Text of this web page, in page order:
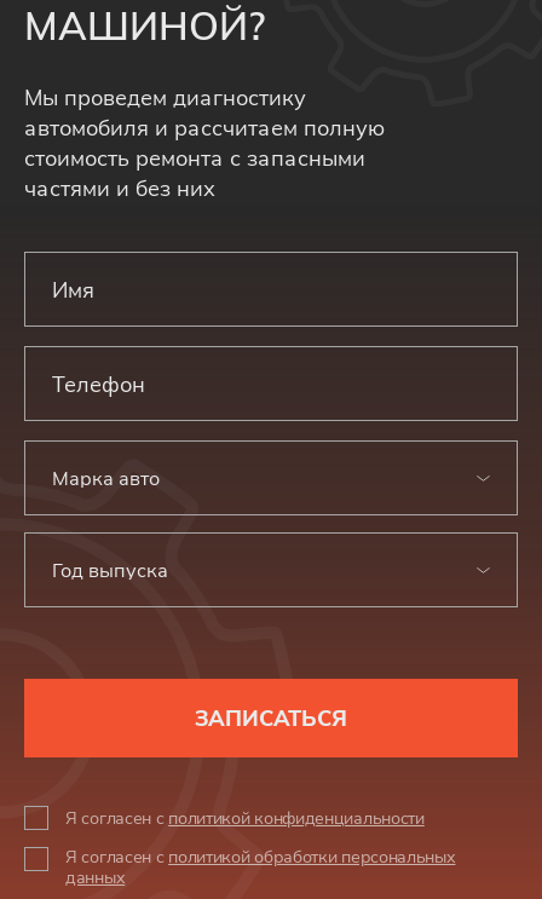
МАШИНОЙ?
Мы проведем диагностику
автомобиля и рассчитаем полную
стоимость ремонта с запасными
частями и без них
Марка авто
Год выпуска
ЗАПИСАТЬСЯ
Я согласен с политикой конфиденциальности
Я согласен с политикой обработки персональных
данных